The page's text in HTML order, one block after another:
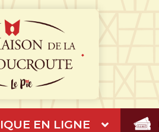
EN LIGNE